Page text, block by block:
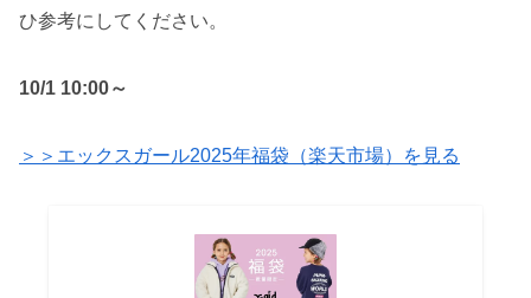
ひ参考にしてください。
10/1 10:00～
＞＞エックスガール2025年福袋（楽天市場）を見る